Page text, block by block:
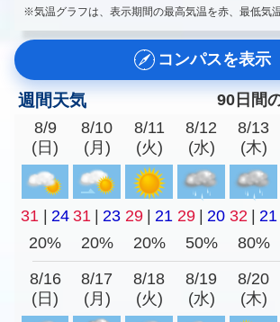
※気温グラフは、表示期間の最高気温を赤、最低気
コンパスを表示
週間天気
90日間
8/9
(日)
8/10
(月)
8/11
(火)
8/12
(水)
8/13
(木)
31 24 31 23 29 21 29 20 32 21
20%
20% 20% 50% 80%
8/16
(日)
8/17
(月)
8/18
(火)
8/19
(水)
8/20
(木)